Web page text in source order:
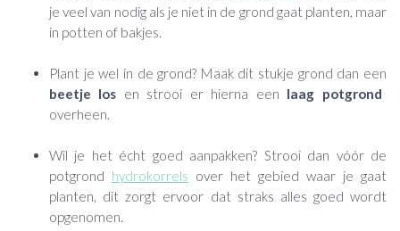
je veel van nodig als je niet in de grond gaat planten, maar
in potten of bakjes.
Plant je wel in de grond? Maak dit stukje grond dan een
beetje los en strooi er hierna een laag potgrond
overheen.
Wil je het écht goed aanpakken? Strooi dan vóór de
potgrond hydrokorrels over het gebied waar je gaat
planten, dit zorgt ervoor dat straks alles goed wordt
opgenomen.